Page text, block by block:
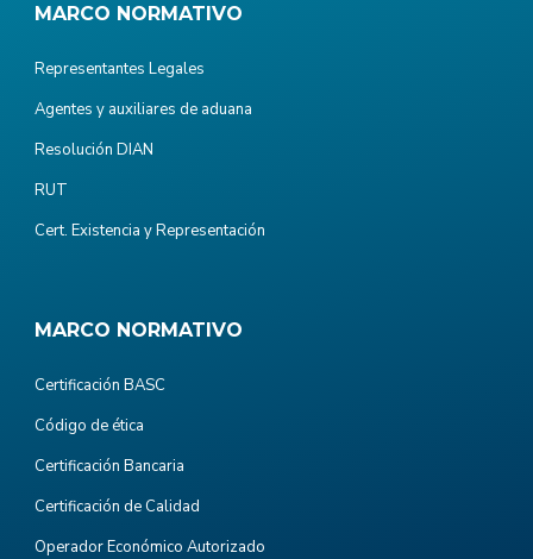
MARCO NORMATIVO
Representantes Legales
Agentes y auxiliares de aduana
Resolución DIAN
RUT
Cert. Existencia y Representación
MARCO NORMATIVO
Certificación BASC
Código de ética
Certificación Bancaria
Certificación de Calidad
Operador Económico Autorizado